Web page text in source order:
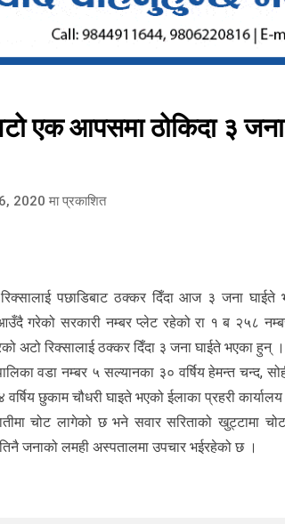
एक आपसमा ठोकिदा ३
2020 मा प्रकाशित
पछाडिबाट ठक्कर दिँदा आज ३ जना
आउँदै गरेको सरकारी नम्बर प्लेट रहेको रा १ ब २५८
अटो रिक्सालाई ठक्कर दिँदा ३ जना घाईते भएका हुन् ।
वडा नम्बर ५ सल्यानका ३० वर्षिय हेमन्त चन्द,
छुकाम चौधरी घाइते भएको ईलाका प्रहरी
चोट लागेको छ भने सवार सरिताको खुट्टामा
जनाको लमही अस्पतालमा उपचार भईरहेको छ ।